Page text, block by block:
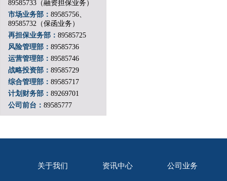
89585733（融资担保业务）
市场业务部： 89585756、
89585732（保函业务）
再担保业务部： 89585725
风险管理部： 89585736
运营管理部： 89585746
战略投资部： 89585729
综合管理部： 89585717
计划财务部： 89269701
公司前台： 89585777
关于我们 资讯中心 公司业务